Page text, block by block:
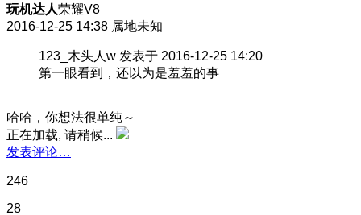
玩机达人荣耀V8
2016-12-25 14:38 属地未知
123_木头人w 发表于 2016-12-25 14:20
第一眼看到，还以为是羞羞的事
哈哈，你想法很单纯～
正在加载, 请稍候...
发表评论…
246
28